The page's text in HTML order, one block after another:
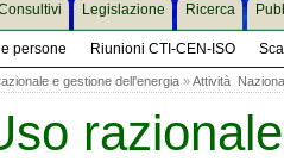
persone Riunioni CTI-CEN-ISO
Legislazione Ricerca
e gestione dell'energia »Attività